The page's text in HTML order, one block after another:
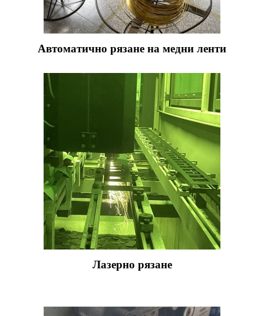
Автоматично рязане на медни ленти
Лазерно рязане